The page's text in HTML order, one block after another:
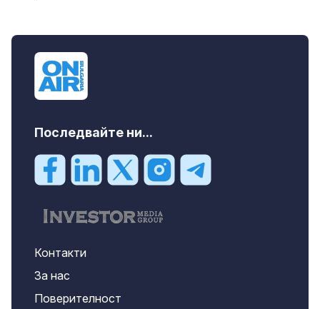
Последвайте ни...
Контакти
За нас
Поверителност